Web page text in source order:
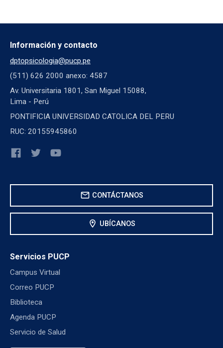
Información y contacto
dptopsicologia@pucp.pe
(511) 626 2000 anexo: 4587
Av. Universitaria 1801, San Miguel 15088,
Lima - Perú
PONTIFICIA UNIVERSIDAD CATOLICA DEL PERU
RUC: 20155945860
mail CONTÁCTANOS
location_on UBÍCANOS
Servicios PUCP
Campus Virtual
Correo PUCP
Biblioteca
Agenda PUCP
Servicio de Salud